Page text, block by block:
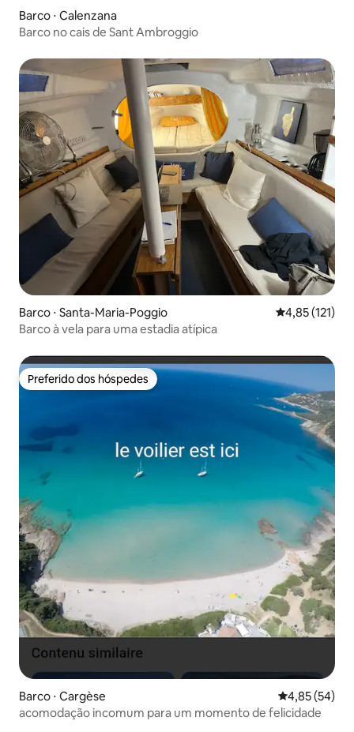
Barco ⋅ Calenzana
Barco no cais de Sant Ambroggio
Barco ⋅ Santa-Maria-Poggio 4,85 de uma
4,85 (121)
Barco à vela para uma estadia atípica
Preferido dos hóspedes
Preferido dos hóspedes
Barco ⋅ Cargèse 4,85 de uma
4,85 (54)
acomodação incomum para um momento de felicidade